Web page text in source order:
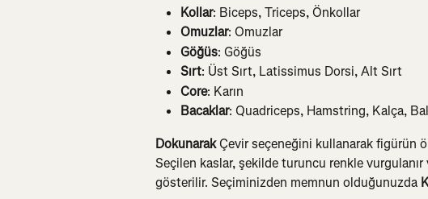
Kollar: Biceps, Triceps, Önkollar
Omuzlar: Omuzlar
Göğüs: Göğüs
Sırt: Üst Sırt, Latissimus Dorsi, Alt Sırt
Core: Karın
Bacaklar: Quadriceps, Hamstring, Kalça,
Dokunarak Çevir seçeneğini kullanarak figürün
Seçilen kaslar, şekilde turuncu renkle vurgulanır
gösterilir. Seçiminizden memnun olduğunuzda